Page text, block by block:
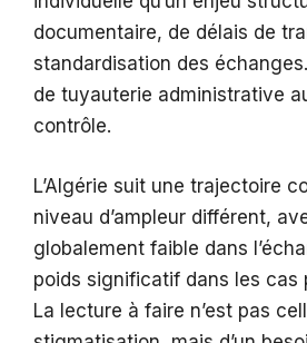
documentaire, de délais de
standardisation des
de tuyauterie administrative
contrôle.
L’Algérie suit une trajectoire
niveau d’ampleur différent,
globalement faible dans
poids significatif dans les cas
La lecture à faire n’est pas